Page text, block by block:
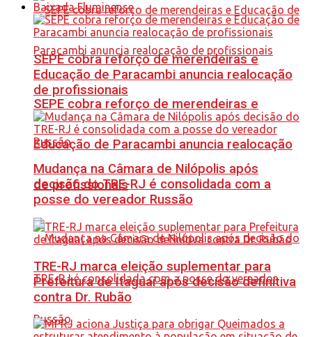
SEPE cobra reforço de merendeiras e
Educação de Paracambi anuncia realocação
de profissionais
Baixada Fluminense
SEPE cobra reforço de merendeiras e
Educação de Paracambi anuncia realocação
de profissionais
Mudança na Câmara de Nilópolis após
decisão do TRE-RJ é consolidada com a
posse do vereador Russão
TRE-RJ marca eleição suplementar para
Prefeitura de Itaguaí após decisão definitiva
contra Dr. Rubão